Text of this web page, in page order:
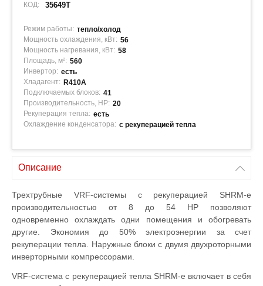
КОД: 35649T
Режим работы: тепло/холод
Мощность охлаждения, кВт: 56
Мощность нагревания, кВт: 58
Площадь, м²: 560
Инвертор: есть
Хладагент: R410A
Подключаемых блоков: 41
Производительность, HP: 20
Рекуперация тепла: есть
Охлаждение конденсатора: с рекуперацией тепла
Описание
Трехтрубные VRF-системы с рекуперацией SHRM-e
производительностью от 8 до 54 НР позволяют
одновременно охлаждать одни помещения и обогревать
другие. Экономия до 50% электроэнергии за счет
рекуперации тепла. Наружные блоки с двумя двухроторными
инверторными компрессорами.
VRF-система с рекуперацией тепла SHRM-e включает в себя